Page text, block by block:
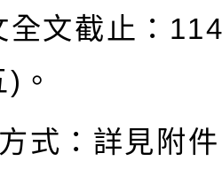
全文截止：
) 。
式：詳見附